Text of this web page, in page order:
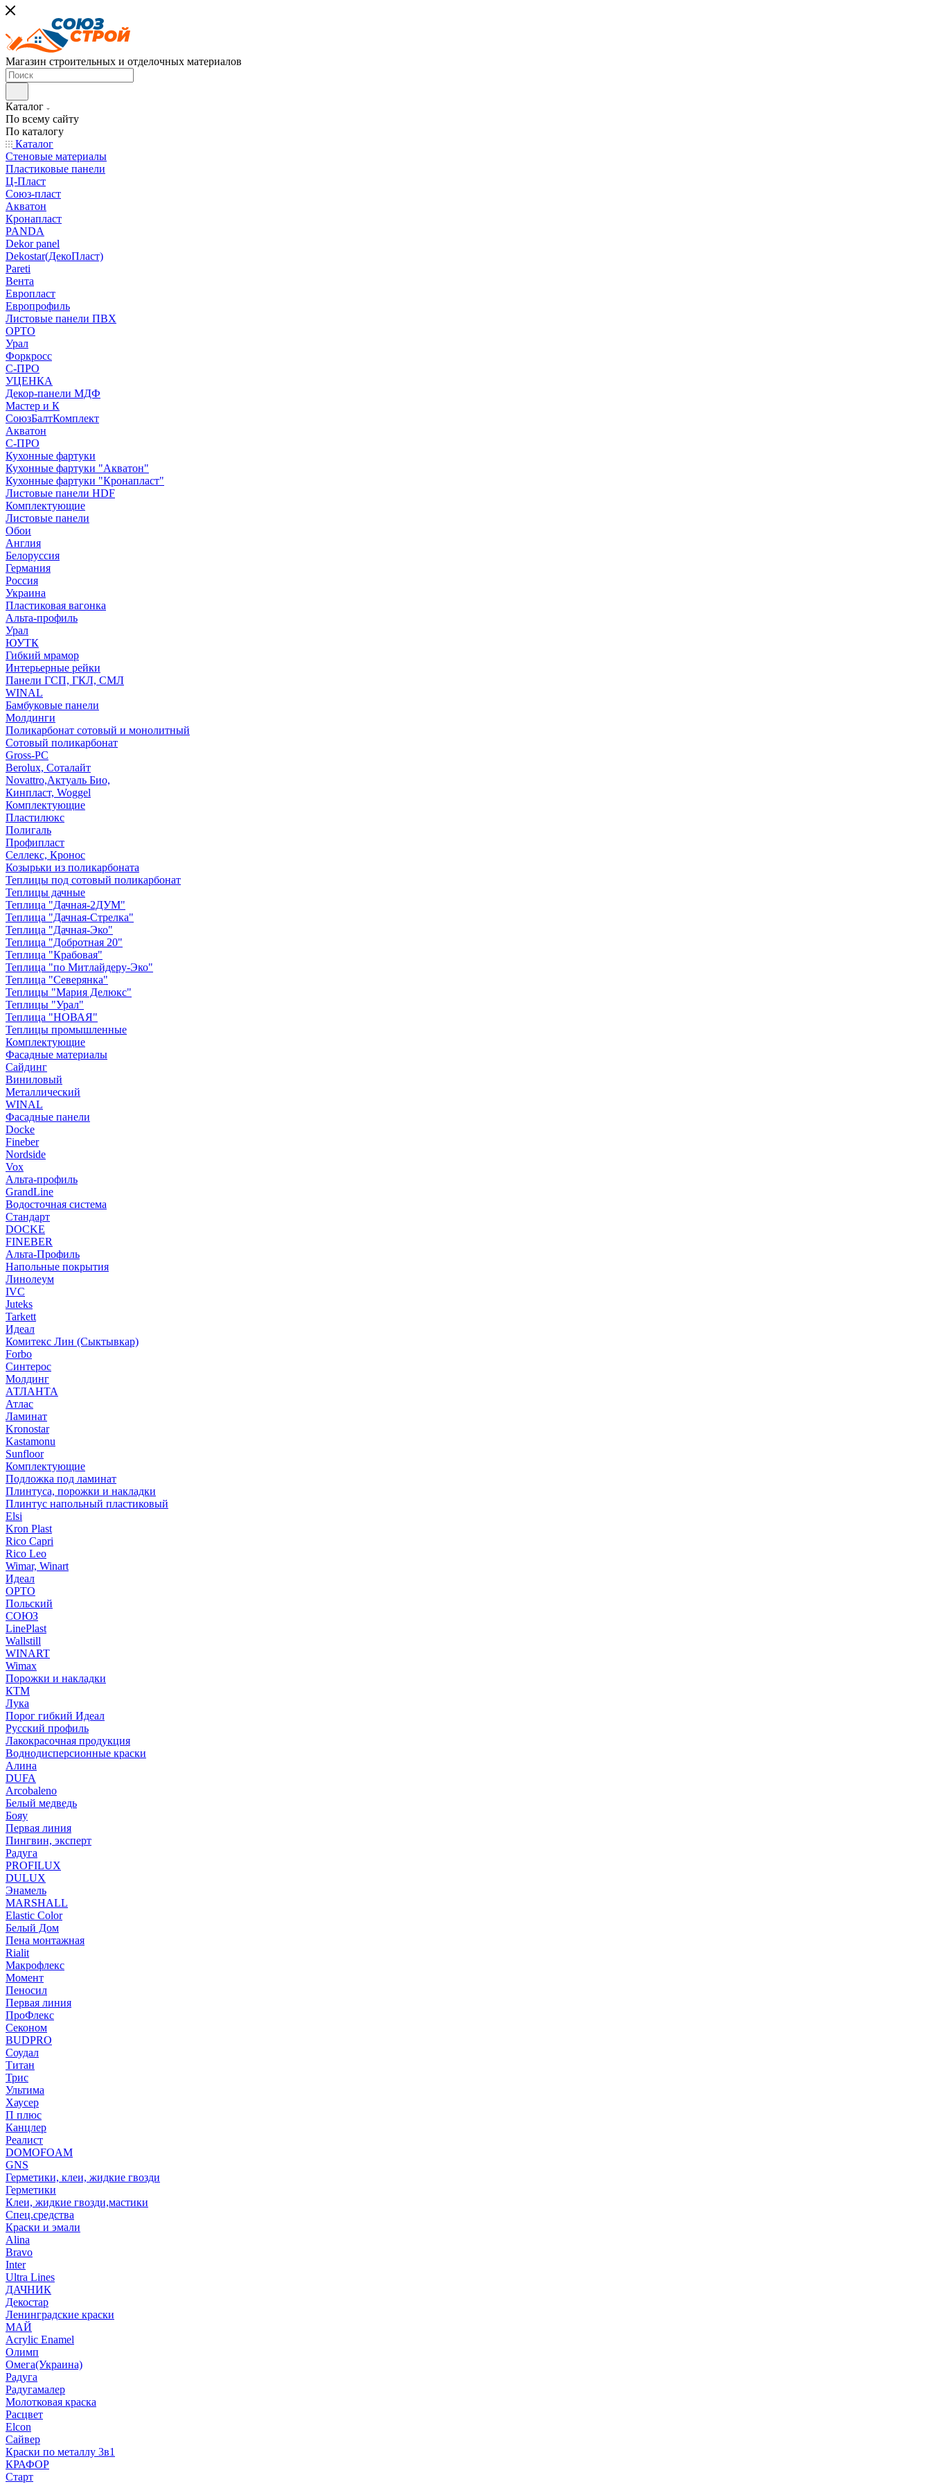
Магазин строительных и отделочных материалов
Каталог
По всему сайту
По каталогу
Каталог
Стеновые материалы
Пластиковые панели
Ц-Пласт
Союз-пласт
Акватон
Кронапласт
PANDA
Dekor panel
Dekostar(ДекоПласт)
Pareti
Вента
Европласт
Европрофиль
Листовые панели ПВХ
ОРТО
Урал
Форкросс
С-ПРО
УЦЕНКА
Декор-панели МДФ
Мастер и К
СоюзБалтКомплект
Акватон
С-ПРО
Кухонные фартуки
Кухонные фартуки "Акватон"
Кухонные фартуки "Кронапласт"
Листовые панели HDF
Комплектующие
Листовые панели
Обои
Англия
Белоруссия
Германия
Россия
Украина
Пластиковая вагонка
Альта-профиль
Урал
ЮУТК
Гибкий мрамор
Интерьерные рейки
Панели ГСП, ГКЛ, СМЛ
WINAL
Бамбуковые панели
Молдинги
Поликарбонат сотовый и монолитный
Сотовый поликарбонат
Gross-PC
Berolux, Соталайт
Novattro,Актуаль Био,
Кинпласт, Woggel
Комплектующие
Пластилюкс
Полигаль
Профипласт
Селлекс, Кронос
Козырьки из поликарбоната
Теплицы под сотовый поликарбонат
Теплицы дачные
Теплица "Дачная-2ДУМ"
Теплица "Дачная-Стрелка"
Теплица "Дачная-Эко"
Теплица "Добротная 20"
Теплица "Крабовая"
Теплица "по Митлайдеру-Эко"
Теплица "Северянка"
Теплицы "Мария Делюкс"
Теплицы "Урал"
Теплица "НОВАЯ"
Теплицы промышленные
Комплектующие
Фасадные материалы
Сайдинг
Виниловый
Металлический
WINAL
Фасадные панели
Docke
Fineber
Nordside
Vox
Альта-профиль
GrandLine
Водосточная система
Стандарт
DOCKE
FINEBER
Альта-Профиль
Напольные покрытия
Линолеум
IVC
Juteks
Tarkett
Идеал
Комитекс Лин (Сыктывкар)
Forbo
Синтерос
Молдинг
АТЛАНТА
Атлас
Ламинат
Kronostar
Kastamonu
Sunfloor
Комплектующие
Подложка под ламинат
Плинтуса, порожки и накладки
Плинтус напольный пластиковый
Elsi
Kron Plast
Rico Capri
Rico Leo
Wimar, Winart
Идеал
ОРТО
Польский
СОЮЗ
LinePlast
Wallstill
WINART
Wimax
Порожки и накладки
КТМ
Лука
Порог гибкий Идеал
Русский профиль
Лакокрасочная продукция
Воднодисперсионные краски
Алина
DUFA
Arcobaleno
Белый медведь
Бояу
Первая линия
Пингвин, эксперт
Радуга
PROFILUX
DULUX
Энамель
MARSHALL
Elastic Color
Белый Дом
Пена монтажная
Rialit
Макрофлекс
Момент
Пеносил
Первая линия
ПроФлекс
Секоном
BUDPRO
Соудал
Титан
Трис
Ультима
Хаусер
П плюс
Канцлер
Реалист
DOMOFOAM
GNS
Герметики, клеи, жидкие гвозди
Герметики
Клеи, жидкие гвозди,мастики
Спец.средства
Краски и эмали
Alina
Bravo
Inter
Ultra Lines
ДАЧНИК
Декостар
Ленинградские краски
МАЙ
Acrylic Enamel
Олимп
Омега(Украина)
Радуга
Радугамалер
Молотковая краска
Расцвет
Elcon
Сайвер
Краски по металлу 3в1
КРАФОР
Старт